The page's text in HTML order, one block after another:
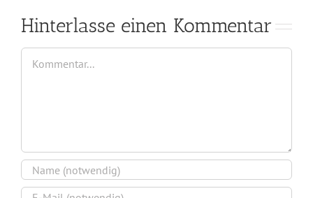
Hinterlasse einen Kommentar
Kommentar